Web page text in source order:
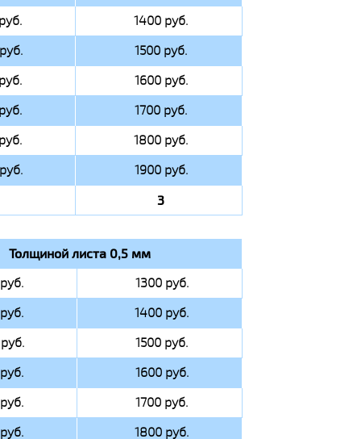
1400 руб.
1500 руб.
1600 руб.
1700 руб.
1800 руб.
1900 руб.
3
Толщиной листа 0,5 мм
1300 руб.
1400 руб.
1500 руб.
1600 руб.
1700 руб.
1800 руб.